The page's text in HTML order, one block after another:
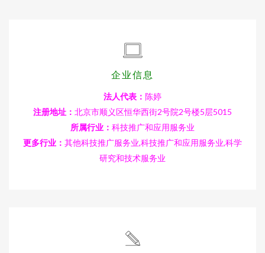
企业信息
法人代表： 陈婷
注册地址： 北京市顺义区恒华西街2号院2号楼5层5015
所属行业： 科技推广和应用服务业
更多行业： 其他科技推广服务业,科技推广和应用服务业,科学
研究和技术服务业